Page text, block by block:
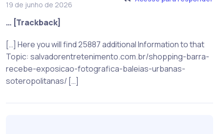
19 de junho de 2026
… [Trackback]
[…] Here you will find 25887 additional Information to that
Topic: salvadorentretenimento.com.br/shopping-barra-
recebe-exposicao-fotografica-baleias-urbanas-
soteropolitanas/ […]